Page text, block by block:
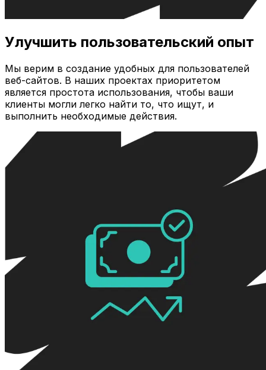
Улучшить пользовательский опыт
Мы верим в создание удобных для пользователей
веб-сайтов. В наших проектах приоритетом
является простота использования, чтобы ваши
клиенты могли легко найти то, что ищут, и
выполнить необходимые действия.